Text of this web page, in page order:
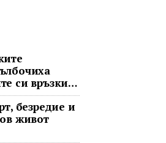
си връзки
безредие и
живот